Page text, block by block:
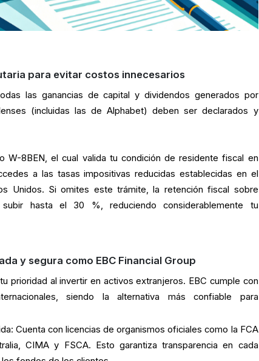
para evitar costos innecesarios
las ganancias de capital y dividendos generados por
(incluidas las de Alphabet) deben ser declarados y
W-8BEN, el cual valida tu condición de residente fiscal en
a las tasas impositivas reducidas establecidas en el
Unidos. Si omites este trámite, la retención fiscal sobre
hasta el 30 %, reduciendo considerablemente tu
y segura como EBC Financial Group
prioridad al invertir en activos extranjeros. EBC cumple con
siendo la alternativa más confiable para
Cuenta con licencias de organismos oficiales como la FCA
CIMA y FSCA. Esto garantiza transparencia en cada